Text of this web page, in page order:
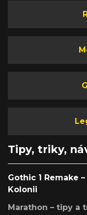
Tipy, triky,
Gothic 1 Remake
Kolonii
Marathon – tipy a